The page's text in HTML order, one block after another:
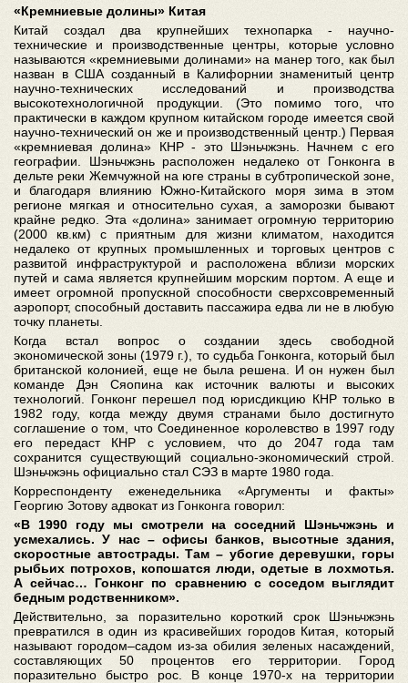
«Кремниевые долины» Китая
Китай создал два крупнейших технопарка - научно-
технические и производственные центры, которые условно
называются «кремниевыми долинами» на манер того, как был
назван в США созданный в Калифорнии знаменитый центр
научно-технических исследований и производства
высокотехнологичной продукции. (Это помимо того, что
практически в каждом крупном китайском городе имеется свой
научно-технический он же и производственный центр.) Первая
«кремниевая долина» КНР - это Шэньчжэнь. Начнем с его
географии. Шэньчжэнь расположен недалеко от Гонконга в
дельте реки Жемчужной на юге страны в субтропической зоне,
и благодаря влиянию Южно-Китайского моря зима в этом
регионе мягкая и относительно сухая, а заморозки бывают
крайне редко. Эта «долина» занимает огромную территорию
(2000 кв.км) с приятным для жизни климатом, находится
недалеко от крупных промышленных и торговых центров с
развитой инфраструктурой и расположена вблизи морских
путей и сама является крупнейшим морским портом. А еще и
имеет огромной пропускной способности сверхсовременный
аэропорт, способный доставить пассажира едва ли не в любую
точку планеты.
Когда встал вопрос о создании здесь свободной
экономической зоны (1979 г.), то судьба Гонконга, который был
британской колонией, еще не была решена. И он нужен был
команде Дэн Сяопина как источник валюты и высоких
технологий. Гонконг перешел под юрисдикцию КНР только в
1982 году, когда между двумя странами было достигнуто
соглашение о том, что Соединенное королевство в 1997 году
его передаст КНР с условием, что до 2047 года там
сохранится существующий социально-экономический строй.
Шэньчжэнь официально стал СЭЗ в марте 1980 года.
Корреспонденту еженедельника «Аргументы и факты»
Георгию Зотову адвокат из Гонконга говорил:
«В 1990 году мы смотрели на соседний Шэньчжэнь и
усмехались. У нас – офисы банков, высотные здания,
скоростные автострады. Там – убогие деревушки, горы
рыбьих потрохов, копошатся люди, одетые в лохмотья.
А сейчас… Гонконг по сравнению с соседом выглядит
бедным родственником».
Действительно, за поразительно короткий срок Шэньчжэнь
превратился в один из красивейших городов Китая, который
называют городом–садом из-за обилия зеленых насаждений,
составляющих 50 процентов его территории. Город
поразительно быстро рос. В конце 1970-х на территории